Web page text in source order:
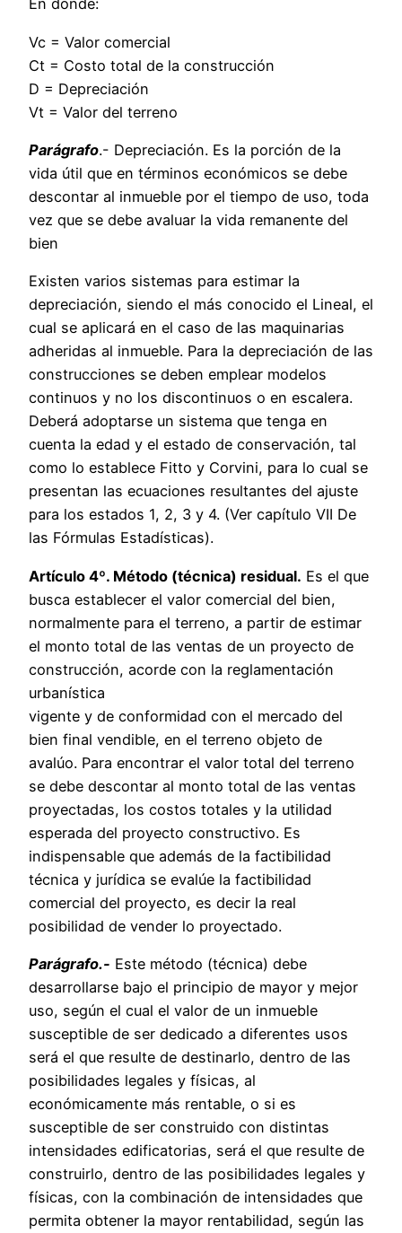
En donde:
Vc = Valor comercial
Ct = Costo total de la construcción
D = Depreciación
Vt = Valor del terreno
Parágrafo.- Depreciación. Es la porción de la
vida útil que en términos económicos se debe
descontar al inmueble por el tiempo de uso, toda
vez que se debe avaluar la vida remanente del
bien
Existen varios sistemas para estimar la
depreciación, siendo el más conocido el Lineal, el
cual se aplicará en el caso de las maquinarias
adheridas al inmueble. Para la depreciación de las
construcciones se deben emplear modelos
continuos y no los discontinuos o en escalera.
Deberá adoptarse un sistema que tenga en
cuenta la edad y el estado de conservación, tal
como lo establece Fitto y Corvini, para lo cual se
presentan las ecuaciones resultantes del ajuste
para los estados 1, 2, 3 y 4. (Ver capítulo VII De
las Fórmulas Estadísticas).
Artículo 4º. Método (técnica) residual. Es el que
busca establecer el valor comercial del bien,
normalmente para el terreno, a partir de estimar
el monto total de las ventas de un proyecto de
construcción, acorde con la reglamentación
urbanística
vigente y de conformidad con el mercado del
bien final vendible, en el terreno objeto de
avalúo. Para encontrar el valor total del terreno
se debe descontar al monto total de las ventas
proyectadas, los costos totales y la utilidad
esperada del proyecto constructivo. Es
indispensable que además de la factibilidad
técnica y jurídica se evalúe la factibilidad
comercial del proyecto, es decir la real
posibilidad de vender lo proyectado.
Parágrafo.- Este método (técnica) debe
desarrollarse bajo el principio de mayor y mejor
uso, según el cual el valor de un inmueble
susceptible de ser dedicado a diferentes usos
será el que resulte de destinarlo, dentro de las
posibilidades legales y físicas, al
económicamente más rentable, o si es
susceptible de ser construido con distintas
intensidades edificatorias, será el que resulte de
construirlo, dentro de las posibilidades legales y
físicas, con la combinación de intensidades que
permita obtener la mayor rentabilidad, según las